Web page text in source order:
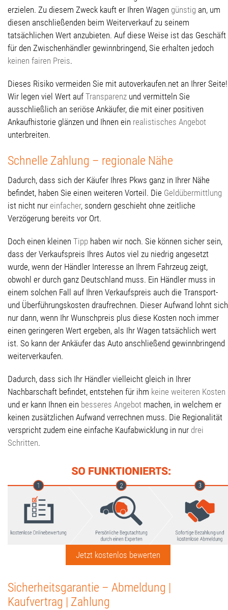
erzielen. Zu diesem Zweck kauft er Ihren Wagen günstig an, um
diesen anschließenden beim Weiterverkauf zu seinem
tatsächlichen Wert anzubieten. Auf diese Weise ist das Geschäft
für den Zwischenhändler gewinnbringend, Sie erhalten jedoch
keinen fairen Preis.
Dieses Risiko vermeiden Sie mit autoverkaufen.net an Ihrer Seite!
Wir legen viel Wert auf Transparenz und vermitteln Sie
ausschließlich an seriöse Ankäufer, die mit einer positiven
Ankaufhistorie glänzen und Ihnen ein realistisches Angebot
unterbreiten.
Schnelle Zahlung – regionale Nähe
Dadurch, dass sich der Käufer Ihres Pkws ganz in Ihrer Nähe
befindet, haben Sie einen weiteren Vorteil. Die Geldübermittlung
ist nicht nur einfacher, sondern geschieht ohne zeitliche
Verzögerung bereits vor Ort.
Doch einen kleinen Tipp haben wir noch. Sie können sicher sein,
dass der Verkaufspreis Ihres Autos viel zu niedrig angesetzt
wurde, wenn der Händler Interesse an Ihrem Fahrzeug zeigt,
obwohl er durch ganz Deutschland muss. Ein Händler muss in
einem solchen Fall auf Ihren Verkaufspreis auch die Transport-
und Überführungskosten draufrechnen. Dieser Aufwand lohnt sich
nur dann, wenn Ihr Wunschpreis plus diese Kosten noch immer
einen geringeren Wert ergeben, als Ihr Wagen tatsächlich wert
ist. So kann der Ankäufer das Auto anschließend gewinnbringend
weiterverkaufen.
Dadurch, dass sich Ihr Händler vielleicht gleich in Ihrer
Nachbarschaft befindet, entstehen für ihm keine weiteren Kosten
und er kann Ihnen ein besseres Angebot machen, in welchem er
keinen zusätzlichen Aufwand verrechnen muss. Die Regionalität
verspricht zudem eine einfache Kaufabwicklung in nur drei
Schritten.
Jetzt kostenlos bewerten
Sicherheitsgarantie – Abmeldung |
Kaufvertrag | Zahlung